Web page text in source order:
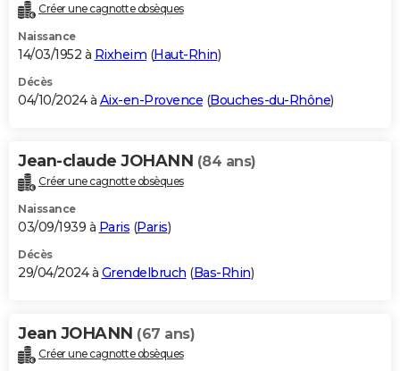
Créer une cagnotte obsèques
Naissance
14/03/1952 à Rixheim (Haut-Rhin)
Décès
04/10/2024 à Aix-en-Provence (Bouches-du-Rhône)
Jean-claude JOHANN (84 ans)
Créer une cagnotte obsèques
Naissance
03/09/1939 à Paris (Paris)
Décès
29/04/2024 à Grendelbruch (Bas-Rhin)
Jean JOHANN (67 ans)
Créer une cagnotte obsèques